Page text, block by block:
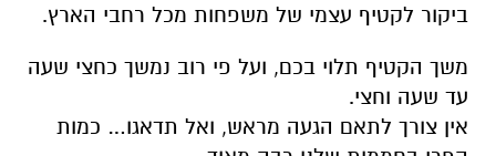
ביקור לקטיף עצמי של משפחות מכל רחבי הארץ.
משך הקטיף תלוי בכם, ועל פי רוב נמשך כחצי שעה
עד שעה וחצי.
אין צורך לתאם הגעה מראש, ואל תדאגו… כמות